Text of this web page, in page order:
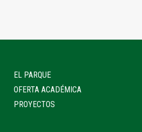
EL PARQUE
OFERTA ACADÉMICA
PROYECTOS